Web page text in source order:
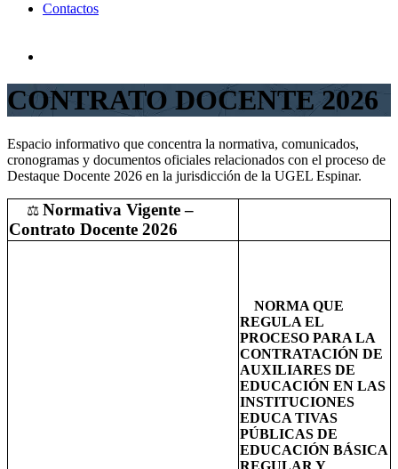
Contactos
CONTRATO DOCENTE 2026
Espacio informativo que concentra la normativa, comunicados,
cronogramas y documentos oficiales relacionados con el proceso de
Destaque Docente 2026 en la jurisdicción de la UGEL Espinar.
⚖️ Normativa Vigente –
Contrato Docente 2026
NORMA QUE
REGULA EL
PROCESO PARA LA
CONTRATACIÓN DE
AUXILIARES DE
EDUCACIÓN EN LAS
INSTITUCIONES
EDUCA TIVAS
PÚBLICAS DE
EDUCACIÓN BÁSICA
REGULAR Y